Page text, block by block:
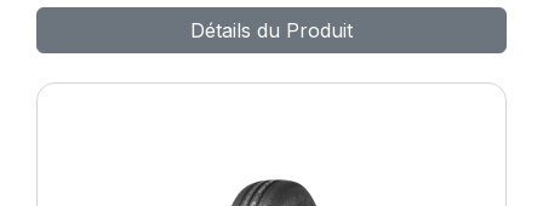
Détails du Produit